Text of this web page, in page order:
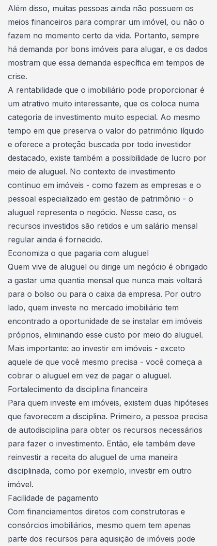
Além disso, muitas pessoas ainda não possuem os
meios financeiros para comprar um imóvel, ou não o
fazem no momento certo da vida. Portanto, sempre
há demanda por bons imóveis para alugar, e os dados
mostram que essa demanda específica em tempos de
crise.
A rentabilidade que o imobiliário pode proporcionar é
um atrativo muito interessante, que os coloca numa
categoria de investimento muito especial. Ao mesmo
tempo em que preserva o valor do patrimônio líquido
e oferece a proteção buscada por todo investidor
destacado, existe também a possibilidade de lucro por
meio de aluguel. No contexto de investimento
contínuo em imóveis - como fazem as empresas e o
pessoal especializado em gestão de patrimônio - o
aluguel representa o negócio. Nesse caso, os
recursos investidos são retidos e um salário mensal
regular ainda é fornecido.
Economiza o que pagaria com aluguel
Quem vive de aluguel ou dirige um negócio é obrigado
a gastar uma quantia mensal que nunca mais voltará
para o bolso ou para o caixa da empresa. Por outro
lado, quem investe no mercado imobiliário tem
encontrado a oportunidade de se instalar em imóveis
próprios, eliminando esse custo por meio do aluguel.
Mais importante: ao investir em imóveis - exceto
aquele de que você mesmo precisa - você começa a
cobrar o aluguel em vez de pagar o aluguel.
Fortalecimento da disciplina financeira
Para quem investe em imóveis, existem duas hipóteses
que favorecem a disciplina. Primeiro, a pessoa precisa
de autodisciplina para obter os recursos necessários
para fazer o investimento. Então, ele também deve
reinvestir a receita do aluguel de uma maneira
disciplinada, como por exemplo, investir em outro
imóvel.
Facilidade de pagamento
Com financiamentos diretos com construtoras e
consórcios imobiliários, mesmo quem tem apenas
parte dos recursos para aquisição de imóveis pode